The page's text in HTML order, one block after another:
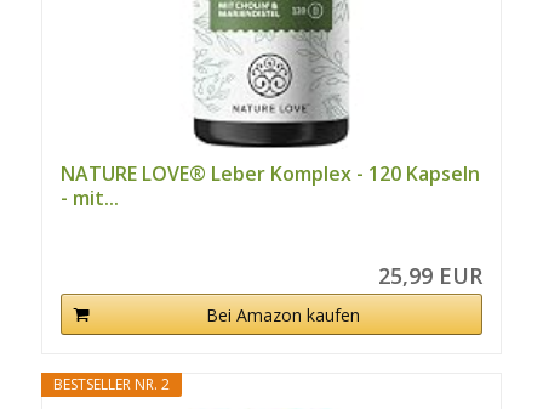
NATURE LOVE® Leber Komplex - 120 Kapseln
- mit...
25,99 EUR
Bei Amazon kaufen
BESTSELLER NR. 2